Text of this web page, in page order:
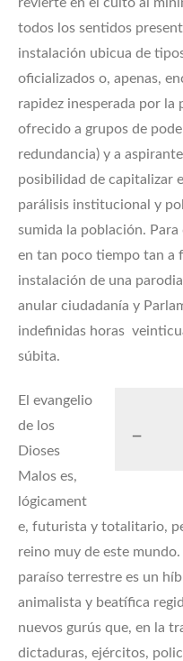
todos los sentidos
instalación ubicua de
oficializados o, apenas,
rapidez inesperada por la
ofrecido a grupos de
redundancia) y a
posibilidad de capitalizar
parálisis institucional y
sumida la población.
en tan poco tiempo tan a
instalación de una
anular ciudadanía y
indefinidas horas
súbita.
El evangelio
de los
Dioses
Malos es,
lógicament
e, futurista y totalitario,
reino muy de este
paraíso terrestre es un
animalista y beatífica
nuevos gurús que, en la
dictaduras, ejércitos,